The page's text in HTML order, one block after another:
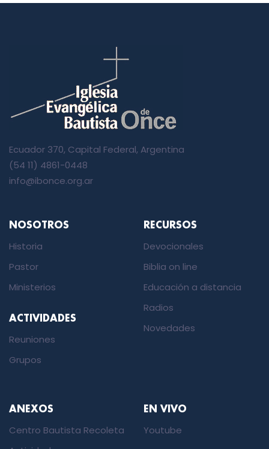
Ecuador 370, Capital Federal, Argentina
(54 11) 4861-0448
info@ibonce.org.ar
NOSOTROS
Historia
Pastor
Ministerios
ACTIVIDADES
Reuniones
Grupos
RECURSOS
Devocionales
Biblia on line
Educación a distancia
Radios
Novedades
ANEXOS
Centro Bautista Recoleta
EN VIVO
Youtube